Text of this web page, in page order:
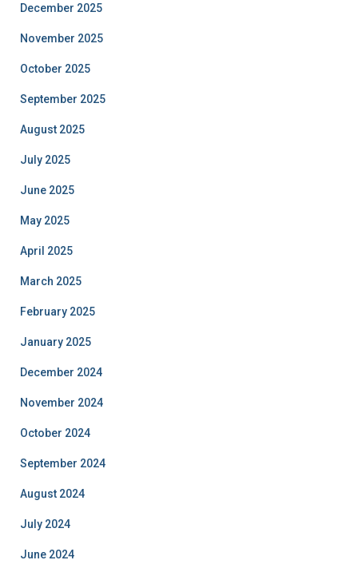
December 2025
November 2025
October 2025
September 2025
August 2025
July 2025
June 2025
May 2025
April 2025
March 2025
February 2025
January 2025
December 2024
November 2024
October 2024
September 2024
August 2024
July 2024
June 2024